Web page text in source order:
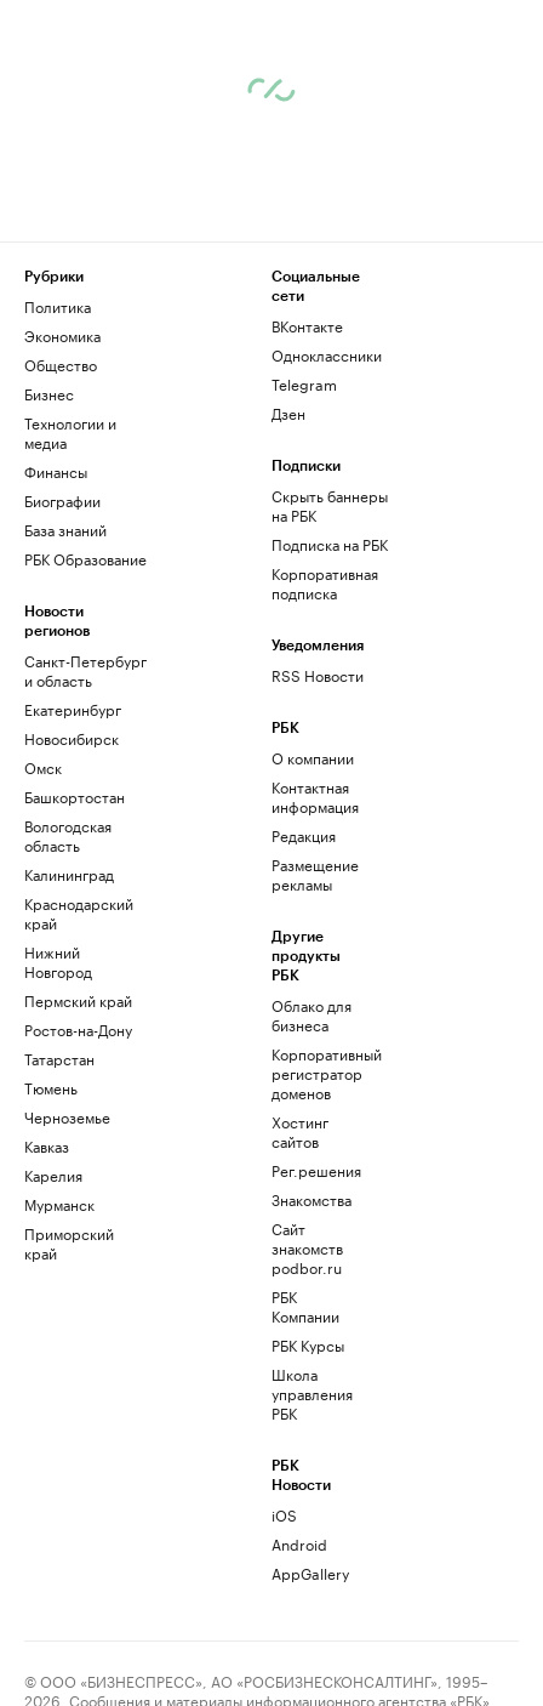
Рубрики
Политика
Экономика
Общество
Бизнес
Технологии и
медиа
Финансы
Биографии
База знаний
РБК Образование
Новости
регионов
Санкт-Петербург
и область
Екатеринбург
Новосибирск
Омск
Башкортостан
Вологодская
область
Калининград
Краснодарский
край
Нижний
Новгород
Пермский край
Ростов-на-Дону
Татарстан
Тюмень
Черноземье
Кавказ
Карелия
Мурманск
Приморский
край
Социальные
сети
ВКонтакте
Одноклассники
Telegram
Дзен
Подписки
Скрыть баннеры
на РБК
Подписка на РБК
Корпоративная
подписка
Уведомления
RSS Новости
РБК
О компании
Контактная
информация
Редакция
Размещение
рекламы
Другие
продукты
РБК
Облако для
бизнеса
Корпоративный
регистратор
доменов
Хостинг
сайтов
Рег.решения
Знакомства
Сайт
знакомств
podbor.ru
РБК
Компании
РБК Курсы
Школа
управления
РБК
РБК
Новости
iOS
Android
AppGallery
© ООО «БИЗНЕСПРЕСС», АО «РОСБИЗНЕСКОНСАЛТИНГ», 1995–
2026. Сообщения и материалы информационного агентства «РБК»